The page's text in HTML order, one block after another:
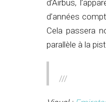
d’Airbus,
d’années
Cela passera
parallèle à la
///